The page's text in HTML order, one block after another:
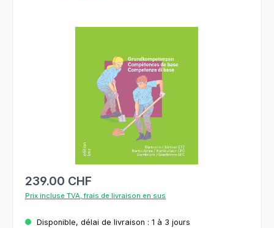
239.00 CHF
Prix incluse TVA, frais de livraison en sus
Disponible, délai de livraison : 1 à 3 jours